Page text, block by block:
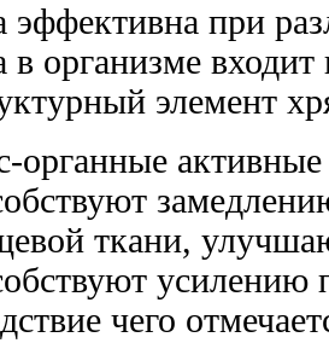
эффективна при
в организме входит
элемент
органные
ткани,
усилению
чего